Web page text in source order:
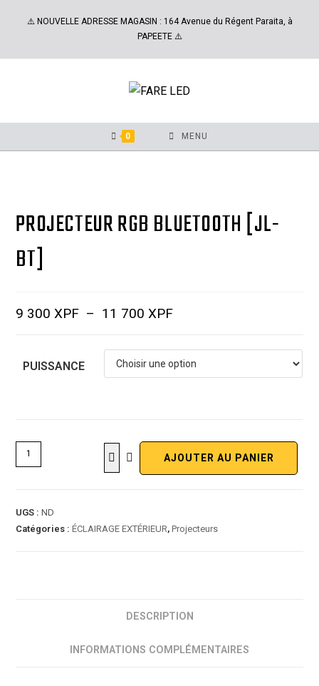
⚠️ NOUVELLE ADRESSE MAGASIN : 164 Avenue du Régent Paraita, à
PAPEETE ⚠️
0 MENU
PROJECTEUR RGB BLUETOOTH [JL-
BT]
9 300XPF – 11 700XPF
PUISSANCE
AJOUTER AU PANIER
UGS :ND
Catégories :ÉCLAIRAGE EXTÉRIEUR,Projecteurs
DESCRIPTION
INFORMATIONS COMPLÉMENTAIRES